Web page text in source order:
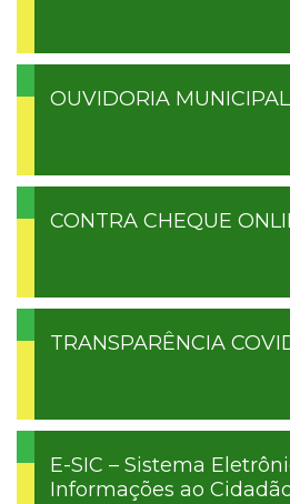
OUVIDORIA MUNICIPAL
CONTRA CHEQUE
TRANSPARÊNCIA
E-SIC – Sistema
Informações ao